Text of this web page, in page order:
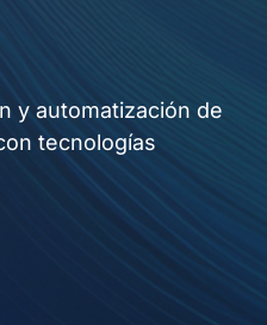
y automatización de
tecnologías